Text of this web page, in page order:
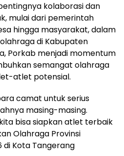
kolaborasi dan
mulai dari pemerintah
hingga masyarakat, dalam
di Kabupaten
Porkab menjadi momentum
semangat olahraga
atlet potensial.
camat untuk serius
masing-masing.
bisa siapkan atlet terbaik
Olahraga Provinsi
Kota Tangerang